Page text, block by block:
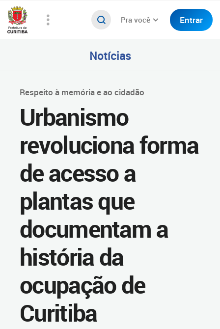
Pra você Entrar
Notícias
Respeito à memória e ao cidadão
Urbanismo
revoluciona forma
de acesso a
plantas que
documentam a
história da
ocupação de
Curitiba